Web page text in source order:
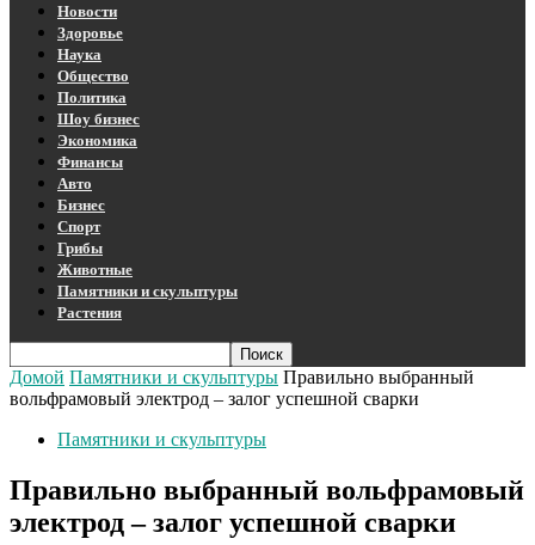
Новости
Здоровье
Наука
Общество
Политика
Шоу бизнес
Экономика
Финансы
Авто
Бизнес
Спорт
Грибы
Животные
Памятники и скульптуры
Растения
Домой Памятники и скульптуры Правильно выбранный
вольфрамовый электрод – залог успешной сварки
Памятники и скульптуры
Правильно выбранный вольфрамовый
электрод – залог успешной сварки